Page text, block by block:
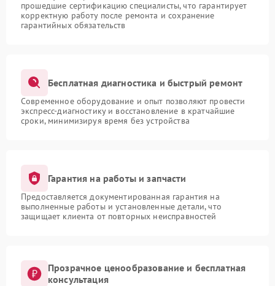
прошедшие сертификацию специалисты, что гарантирует
корректную работу после ремонта и сохранение
гарантийных обязательств
Бесплатная диагностика и быстрый ремонт
Современное оборудование и опыт позволяют провести
экспресс-диагностику и восстановление в кратчайшие
сроки, минимизируя время без устройства
Гарантия на работы и запчасти
Предоставляется документированная гарантия на
выполненные работы и установленные детали, что
защищает клиента от повторных неисправностей
Прозрачное ценообразование и бесплатная
консультация